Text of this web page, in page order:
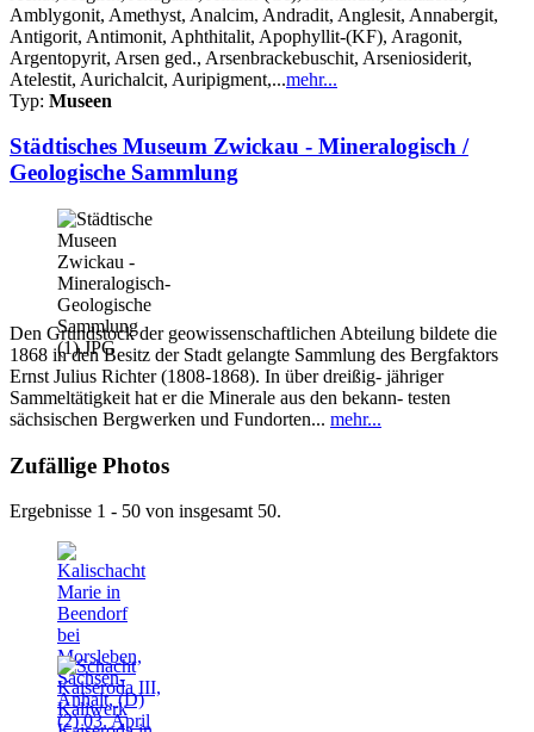
Amblygonit, Amethyst, Analcim, Andradit, Anglesit, Annabergit,
Antigorit, Antimonit, Aphthitalit, Apophyllit-(KF), Aragonit,
Argentopyrit, Arsen ged., Arsenbrackebuschit, Arseniosiderit,
Atelestit, Aurichalcit, Auripigment,...mehr...
Typ: Museen
Städtisches Museum Zwickau - Mineralogisch /
Geologische Sammlung
Den Grundstock der geowissenschaftlichen Abteilung bildete die
1868 in den Besitz der Stadt gelangte Sammlung des Bergfaktors
Ernst Julius Richter (1808-1868). In über dreißig- jähriger
Sammeltätigkeit hat er die Minerale aus den bekann- testen
sächsischen Bergwerken und Fundorten... mehr...
Zufällige Photos
Ergebnisse 1 - 50 von insgesamt 50.